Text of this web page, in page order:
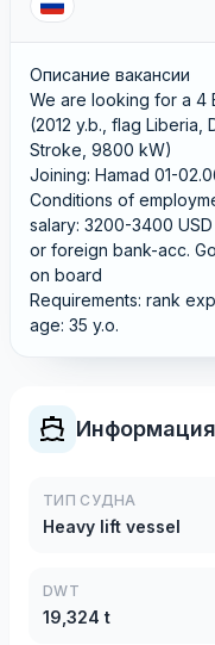
Описание вакансии
We are looking for a 4
(2012 y.b., flag Liberia,
Stroke, 9800 kW)
Joining: Hamad 01-
Conditions of
salary: 3200-3400
or foreign bank-acc.
on board
Requirements: rank
age: 35 y.o.
ТИП СУДНА
Heavy lift vessel
DWT
19,324 t